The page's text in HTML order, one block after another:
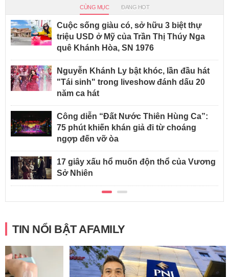
CÙNG MỤC ĐANG HOT
Cuộc sống giàu có, sở hữu 3 biệt thự
triệu USD ở Mỹ của Trần Thị Thúy Nga
quê Khánh Hòa, SN 1976
Nguyễn Khánh Ly bật khóc, lần đầu hát
"Tái sinh" trong liveshow đánh dấu 20
năm ca hát
Công diễn “Đất Nước Thiên Hùng Ca”:
75 phút khiến khán giả đi từ choáng
ngợp đến vỡ òa
17 giây xấu hổ muốn độn thổ của Vương
Sở Nhiên
TIN NỔI BẬT AFAMILY